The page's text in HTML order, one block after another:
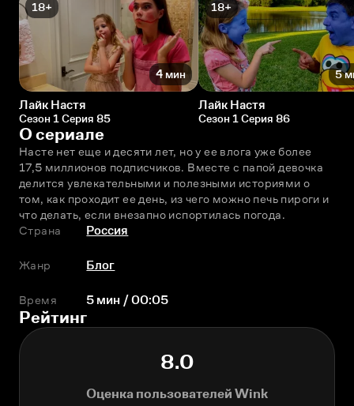
18+
4 мин
Лайк Настя
Сезон 1 Серия 85
18+
5
Лайк Настя
Сезон 1 Серия 86
О сериале
Насте нет еще и десяти лет, но у ее влога уже более
17,5 миллионов подписчиков. Вместе с папой девочка
делится увлекательными и полезными историями о
том, как проходит ее день, из чего можно печь пироги и
что делать, если внезапно испортилась погода.
Страна
Россия
Жанр Блог
Время 5 мин / 00:05
Рейтинг
8.0
Оценка пользователей Wink